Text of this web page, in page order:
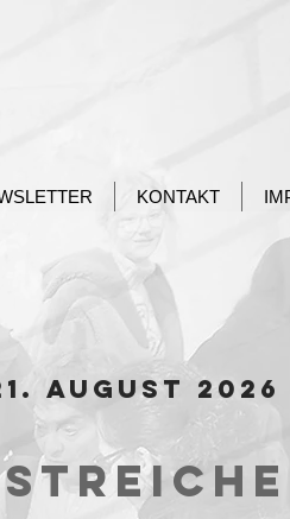
KONTAKT
August 2026